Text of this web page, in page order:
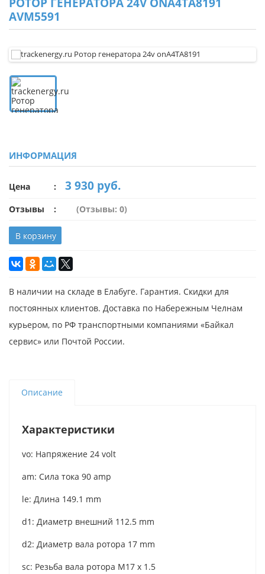
AVM5591
ИНФОРМАЦИЯ
Цена 3 930 руб.
Отзывы (Отзывы: 0)
В корзину
В наличии на складе в Елабуге. Гарантия. Скидки для
постоянных клиентов. Доставка по Набережным Челнам
курьером, по РФ транспортными компаниями «Байкал
сервис» или Почтой России.
Описание
Характеристики
vo: Напряжение 24 volt
am: Сила тока 90 amp
le: Длина 149.1 mm
d1: Диаметр внешний 112.5 mm
d2: Диаметр вала ротора 17 mm
sc: Резьба вала ротора M17 x 1.5